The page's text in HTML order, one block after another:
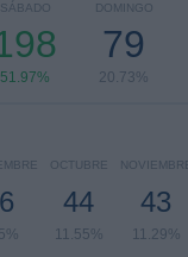
SÁBADO
51.97%
DOMINGO
79
20.73%
OCTUBRE
44
11.55%
NOVIEMBRE
43
11.29%